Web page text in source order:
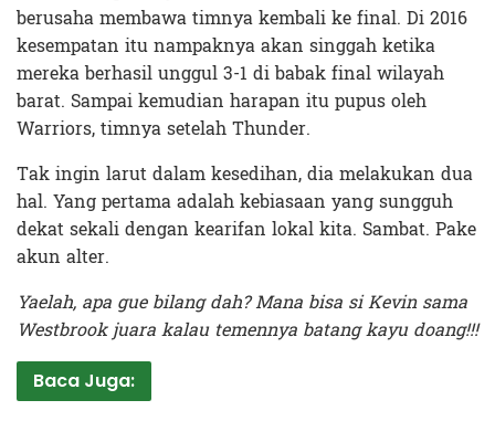
berusaha membawa timnya kembali ke final. Di 2016
kesempatan itu nampaknya akan singgah ketika
mereka berhasil unggul 3-1 di babak final wilayah
barat. Sampai kemudian harapan itu pupus oleh
Warriors, timnya setelah Thunder.
Tak ingin larut dalam kesedihan, dia melakukan dua
hal. Yang pertama adalah kebiasaan yang sungguh
dekat sekali dengan kearifan lokal kita. Sambat. Pake
akun alter.
Yaelah, apa gue bilang dah? Mana bisa si Kevin sama
Westbrook juara kalau temennya batang kayu doang!!!
Baca Juga: